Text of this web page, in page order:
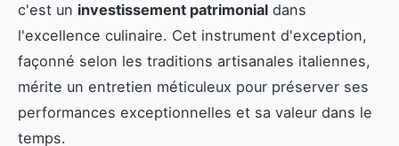
c'est un investissement patrimonial dans
l'excellence culinaire. Cet instrument d'exception,
façonné selon les traditions artisanales italiennes,
mérite un entretien méticuleux pour préserver ses
performances exceptionnelles et sa valeur dans le
temps.